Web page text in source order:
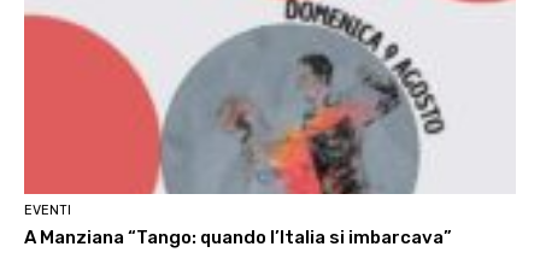
EVENTI
A Manziana “Tango: quando l’Italia si imbarcava”